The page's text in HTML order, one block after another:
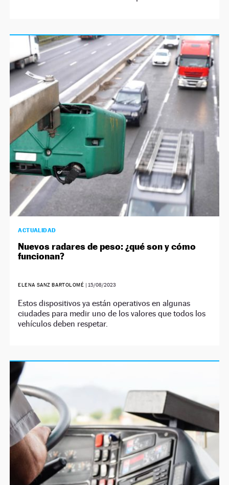
ACTUALIDAD
Nuevos radares de peso: ¿qué son y cómo
funcionan?
ELENA SANZ BARTOLOMÉ | 15/08/2023
Estos dispositivos ya están operativos en algunas
ciudades para medir uno de los valores que todos los
vehículos deben respetar.